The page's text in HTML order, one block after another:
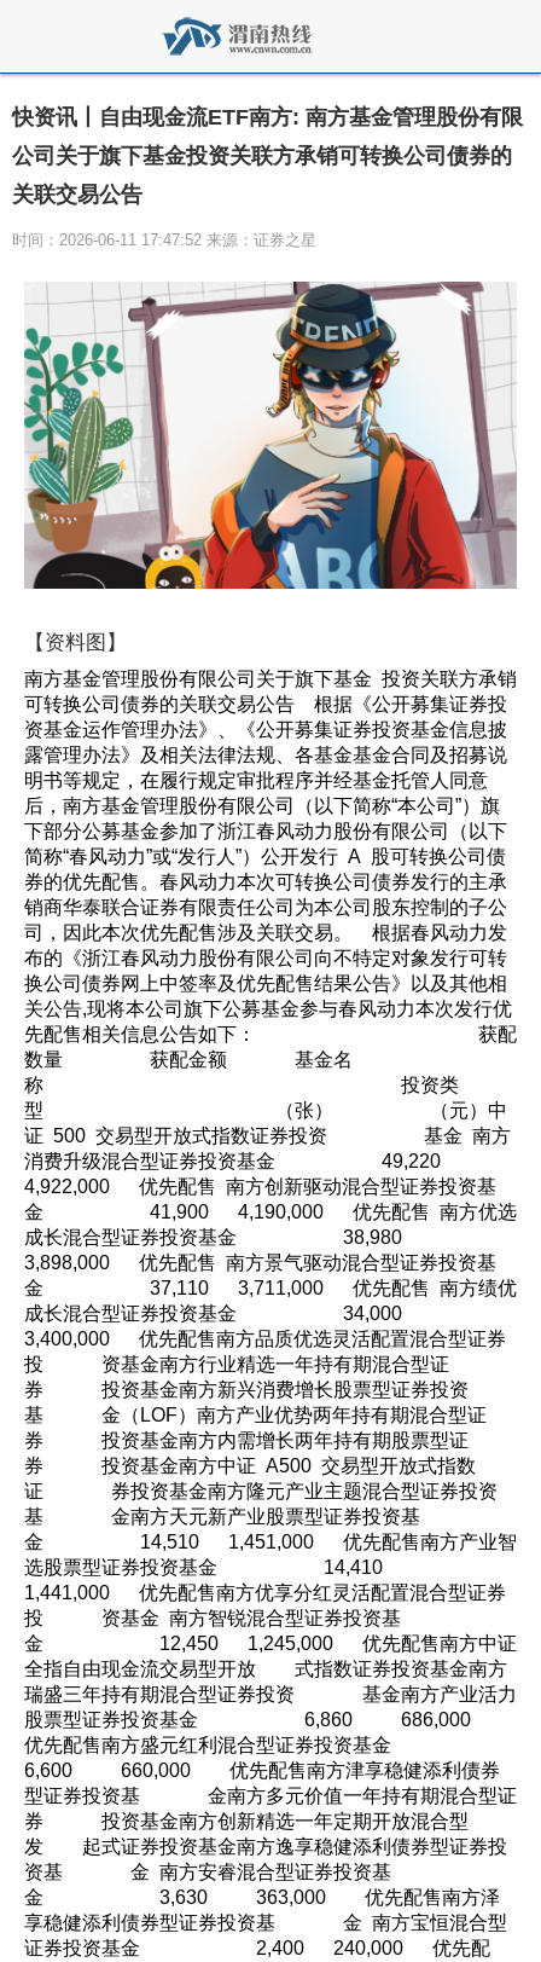
快资讯丨自由现金流ETF南方: 南方基金管理股份有限
公司关于旗下基金投资关联方承销可转换公司债券的
关联交易公告
时间：2026-06-11 17:47:52 来源：证券之星
【资料图】
南方基金管理股份有限公司关于旗下基金 投资关联方承销
可转换公司债券的关联交易公告 根据《公开募集证券投
资基金运作管理办法》、《公开募集证券投资基金信息披
露管理办法》及相关法律法规、各基金基金合同及招募说
明书等规定，在履行规定审批程序并经基金托管人同意
后，南方基金管理股份有限公司（以下简称“本公司”）旗
下部分公募基金参加了浙江春风动力股份有限公司（以下
简称“春风动力”或“发行人”）公开发行 A 股可转换公司债
券的优先配售。春风动力本次可转换公司债券发行的主承
销商华泰联合证券有限责任公司为本公司股东控制的子公
司，因此本次优先配售涉及关联交易。 根据春风动力发
布的《浙江春风动力股份有限公司向不特定对象发行可转
换公司债券网上中签率及优先配售结果公告》以及其他相
关公告,现将本公司旗下公募基金参与春风动力本次发行优
先配售相关信息公告如下： 获配
数量 获配金额 基金名
称 投资类
型 （张） （元）中
证 500 交易型开放式指数证券投资 基金 南方
消费升级混合型证券投资基金 49,220
4,922,000 优先配售 南方创新驱动混合型证券投资基
金 41,900 4,190,000 优先配售 南方优选
成长混合型证券投资基金 38,980
3,898,000 优先配售 南方景气驱动混合型证券投资基
金 37,110 3,711,000 优先配售 南方绩优
成长混合型证券投资基金 34,000
3,400,000 优先配售南方品质优选灵活配置混合型证券
投 资基金南方行业精选一年持有期混合型证
券 投资基金南方新兴消费增长股票型证券投资
基 金（LOF）南方产业优势两年持有期混合型证
券 投资基金南方内需增长两年持有期股票型证
券 投资基金南方中证 A500 交易型开放式指数
证 券投资基金南方隆元产业主题混合型证券投资
基 金南方天元新产业股票型证券投资基
金 14,510 1,451,000 优先配售南方产业智
选股票型证券投资基金 14,410
1,441,000 优先配售南方优享分红灵活配置混合型证券
投 资基金 南方智锐混合型证券投资基
金 12,450 1,245,000 优先配售南方中证
全指自由现金流交易型开放 式指数证券投资基金南方
瑞盛三年持有期混合型证券投资 基金南方产业活力
股票型证券投资基金 6,860 686,000
优先配售南方盛元红利混合型证券投资基金
6,600 660,000 优先配售南方津享稳健添利债券
型证券投资基 金南方多元价值一年持有期混合型证
券 投资基金南方创新精选一年定期开放混合型
发 起式证券投资基金南方逸享稳健添利债券型证券投
资基 金 南方安睿混合型证券投资基
金 3,630 363,000 优先配售南方泽
享稳健添利债券型证券投资基 金 南方宝恒混合型
证券投资基金 2,400 240,000 优先配